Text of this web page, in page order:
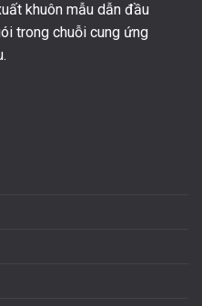
khuôn mẫu dẫn đầu
trong chuỗi cung ứng